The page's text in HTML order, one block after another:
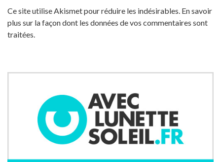
Ce site utilise Akismet pour réduire les indésirables. En savoir
plus sur la façon dont les données de vos commentaires sont
traitées.